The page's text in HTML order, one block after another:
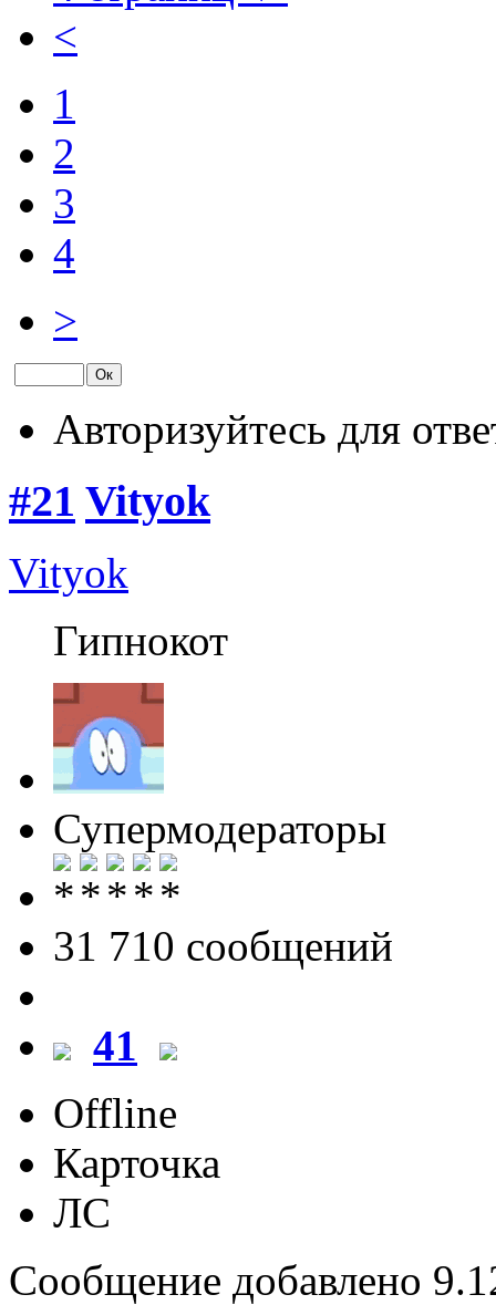
<
1
2
3
4
>
Авторизуйтесь для
#21 Vityok
Vityok
Гипнокот
Супермодераторы
31 710 cообщений
41
Offline
Карточка
ЛС
Сообщение добавлено